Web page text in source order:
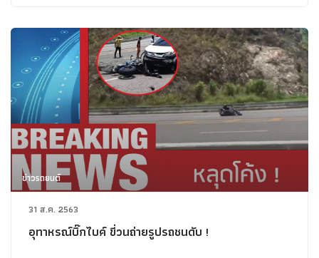
ข่าวรถยนต์
31 ส.ค. 2563
อุทาหรณ์บิ๊กไบค์ ขี่วนถ่ายรูปรถชนดับ !